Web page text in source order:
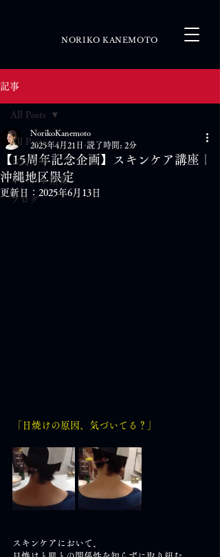
NORIKO KANEMOTO
記事
All Posts
お知らせ
イベント情報
ブログ
All Posts
【15周年記念企画】スキンケア講座｜
沖縄地区限定
NorikoKanemoto
2025年4月21日 読了時間: 2分
更新日： 2025年6月13日
「日焼けの原因、気づいてる？」
スキンケアにおいて、